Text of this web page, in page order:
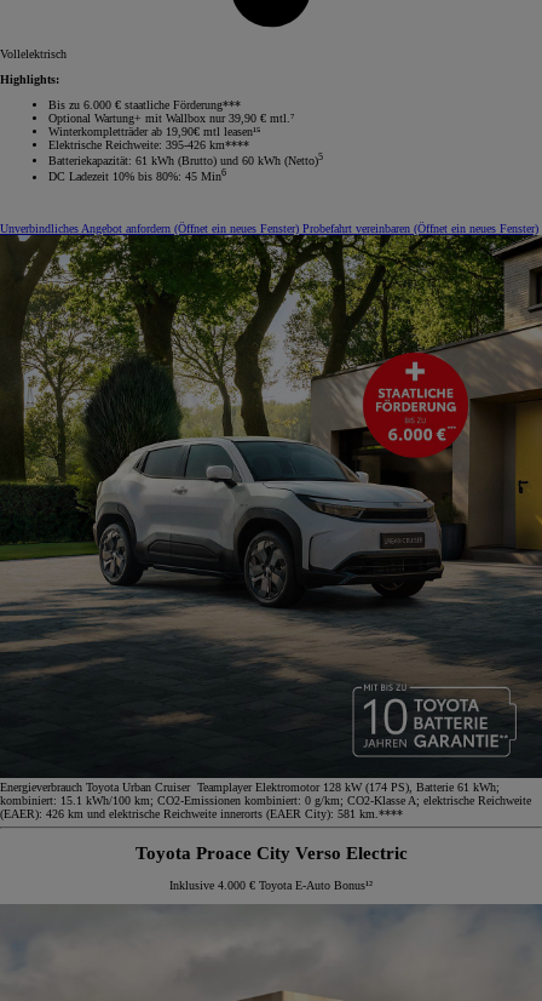
Vollelektrisch
Highlights:
Bis zu 6.000 € staatliche Förderung***
Optional Wartung+ mit Wallbox nur 39,90 € mtl.⁷
Winterkompletträder ab 19,90€ mtl leasen¹⁵
Elektrische Reichweite: 395-426 km****
Batteriekapazität: 61 kWh (Brutto) und 60 kWh (Netto)5
DC Ladezeit 10% bis 80%: 45 Min6
Unverbindliches Angebot anfordern (Öffnet ein neues Fenster) Probefahrt vereinbaren (Öffnet ein neues Fenster)
Energieverbrauch Toyota Urban Cruiser Teamplayer Elektromotor 128 kW (174 PS), Batterie 61 kWh;
kombiniert: 15.1 kWh/100 km; CO2-Emissionen kombiniert: 0 g/km; CO2-Klasse A; elektrische Reichweite
(EAER): 426 km und elektrische Reichweite innerorts (EAER City): 581 km.****
Toyota Proace City Verso Electric
Inklusive 4.000 € Toyota E-Auto Bonus¹²